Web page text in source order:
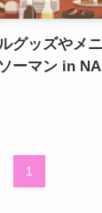
グッズやメ
ーマン in
1